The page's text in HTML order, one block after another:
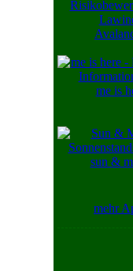
me is
sun &
mehr